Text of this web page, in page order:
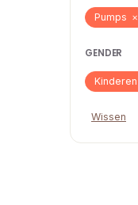
Pumps ×
GENDER
Kinderen
Wissen